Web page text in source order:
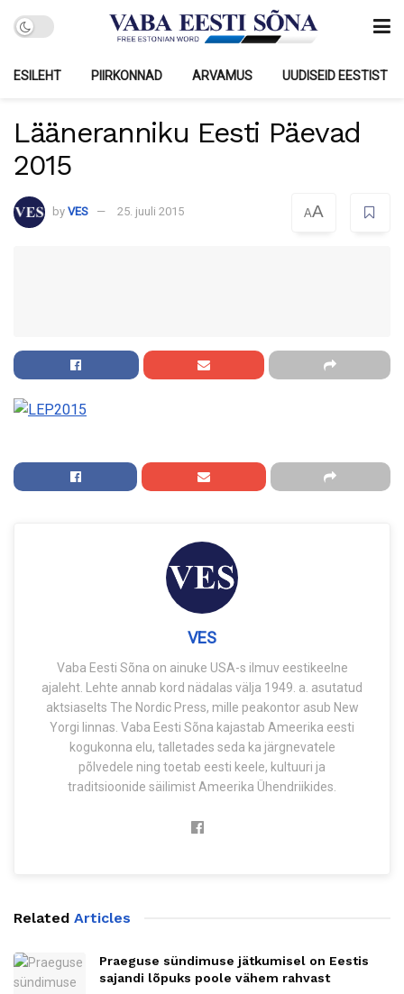
ESILEHT PIIRKONNAD ARVAMUS UUDISEID EESTIST
Lääneranniku Eesti Päevad
2015
by VES 25. juuli 2015 AA
VES
Vaba Eesti Sõna on ainuke USA-s ilmuv eestikeelne
ajaleht. Lehte annab kord nädalas välja 1949. a. asutatud
aktsiaselts The Nordic Press, mille peakontor asub New
Yorgi linnas. Vaba Eesti Sõna kajastab Ameerika eesti
kogukonna elu, talletades seda ka järgnevatele
põlvedele ning toetab eesti keele, kultuuri ja
traditsioonide säilimist Ameerika Ühendriikides.
Related Articles
Praeguse sündimuse jätkumisel on Eestis
sajandi lõpuks poole vähem rahvast